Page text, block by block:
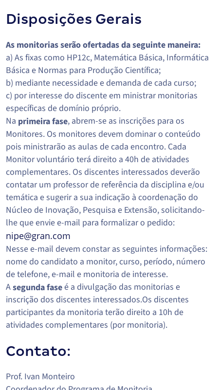
Disposições Gerais
As monitorias serão ofertadas da seguinte maneira:
a) As fixas como HP12c, Matemática Básica, Informática
Básica e Normas para Produção Científica;
b) mediante necessidade e demanda de cada curso;
c) por interesse do discente em ministrar monitorias
específicas de domínio próprio.
Na primeira fase, abrem-se as inscrições para os
Monitores. Os monitores devem dominar o conteúdo
pois ministrarão as aulas de cada encontro. Cada
Monitor voluntário terá direito a 40h de atividades
complementares. Os discentes interessados deverão
contatar um professor de referência da disciplina e/ou
temática e sugerir a sua indicação à coordenação do
Núcleo de Inovação, Pesquisa e Extensão, solicitando-
lhe que envie e-mail para formalizar o pedido:
nipe@gran.com
Nesse e-mail devem constar as seguintes informações:
nome do candidato a monitor, curso, período, número
de telefone, e-mail e monitoria de interesse.
Asegunda faseé a divulgação das monitorias e
inscrição dos discentes interessados.Os discentes
participantes da monitoria terão direito a 10h de
atividades complementares (por monitoria).
Contato:
Prof. Ivan Monteiro